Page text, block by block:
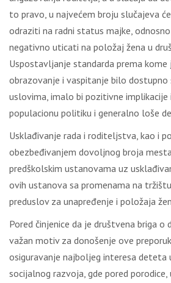
to pravo, u najvećem broju slučajeva
odraziti na radni status majke,
negativno uticati na položaj žena u
Uspostavljanje standarda prema kome
obrazovanje i vaspitanje bilo dostupno
uslovima, imalo bi pozitivne
populacionu politiku i generalno loše
Usklađivanje rada i roditeljstva, kao i
obezbeđivanjem dovoljnog broja
predškolskim ustanovama uz
ovih ustanova sa promenama na
preduslov za unapređenje i položaja
Pored činjenice da je društvena briga o
važan motiv za donošenje ove
osiguravanje najboljeg interesa deteta
socijalnog razvoja, gde pored